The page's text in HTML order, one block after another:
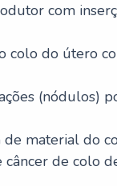
com
colo do útero
(nódulos)
de material do
de colo